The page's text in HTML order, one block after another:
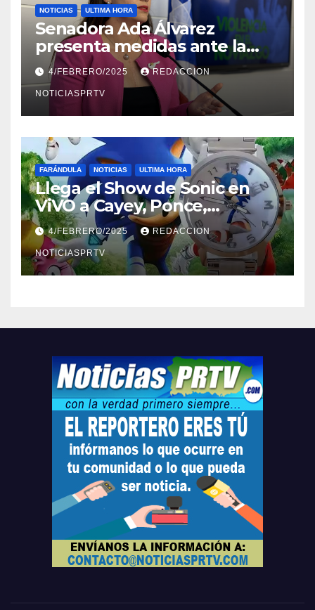
NOTICIAS ULTIMA HORA
Senadora Ada Álvarez
presenta medidas ante la
violencia en el noviazgo
4/FEBRERO/2025 REDACCION
NOTICIASPRTV
FARÁNDULA NOTICIAS ULTIMA HORA
Llega el Show de Sonic en
ViVO a Cayey, Ponce,
Barceloneta y Humacao,
Relojes gratis para el que
compre ahora….
4/FEBRERO/2025 REDACCION
NOTICIASPRTV